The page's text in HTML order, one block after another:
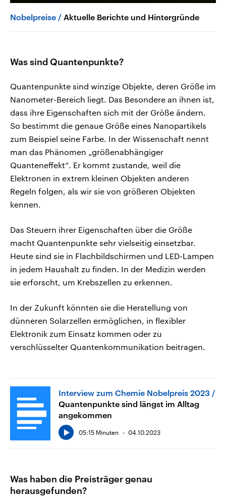
Nobelpreise Aktuelle Berichte und Hintergründe
Was sind Quantenpunkte?
Quantenpunkte sind winzige Objekte, deren Größe im
Nanometer-Bereich liegt. Das Besondere an ihnen ist,
dass ihre Eigenschaften sich mit der Größe ändern.
So bestimmt die genaue Größe eines Nanopartikels
zum Beispiel seine Farbe. In der Wissenschaft nennt
man das Phänomen „größenabhängiger
Quanteneffekt“. Er kommt zustande, weil die
Elektronen in extrem kleinen Objekten anderen
Regeln folgen, als wir sie von größeren Objekten
kennen.
Das Steuern ihrer Eigenschaften über die Größe
macht Quantenpunkte sehr vielseitig einsetzbar.
Heute sind sie in Flachbildschirmen und LED-Lampen
in jedem Haushalt zu finden. In der Medizin werden
sie erforscht, um Krebszellen zu erkennen.
In der Zukunft könnten sie die Herstellung von
dünneren Solarzellen ermöglichen, in flexibler
Elektronik zum Einsatz kommen oder zu
verschlüsselter Quantenkommunikation beitragen.
Interview zum Chemie Nobelpreis 2023
Quantenpunkte sind längst im Alltag
angekommen
05:15 Minuten 04.10.2023
Was haben die Preisträger genau
herausgefunden?